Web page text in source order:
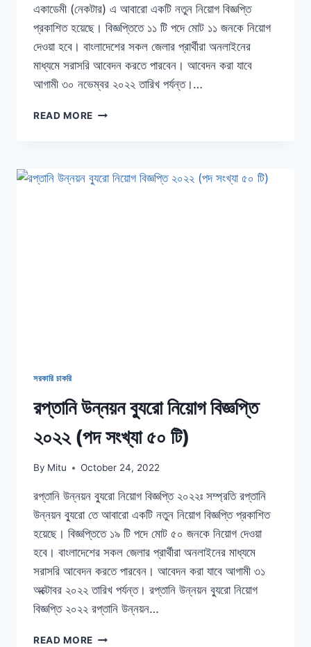
একাডেমী (নেকটার) এ আবারো একটি নতুন নিয়োগ বিজ্ঞপ্তি
প্রকাশিত হয়েছে। বিজ্ঞপ্তিতে ১১ টি পদে মোট ১১ জনকে নিয়োগ
দেওয়া হবে। বাংলাদেশের সকল জেলার প্রার্থীরা অনলাইনের
মাধ্যমে সরাসরি আবেদন করতে পারবেন। আবেদন করা যাবে
আগামী ৩০ নভেম্বর ২০২২ তারিখ পর্যন্ত।…
READ MORE জাতীয়
গবেষণা
একাডেমী
সরকারি চাকরি
রপ্তানি উন্নয়ন ব্যুরো নিয়োগ বিজ্ঞপ্তি
২০২২ (পদ সংখ্যা ৫০ টি)
By Mitu October 24, 2022
রপ্তানি উন্নয়ন ব্যুরো নিয়োগ বিজ্ঞপ্তি ২০২২ঃ সম্প্রতি রপ্তানি
উন্নয়ন ব্যুরো তে আবারো একটি নতুন নিয়োগ বিজ্ঞপ্তি প্রকাশিত
হয়েছে। বিজ্ঞপ্তিতে ১৯ টি পদে মোট ৫০ জনকে নিয়োগ দেওয়া
হবে। বাংলাদেশের সকল জেলার প্রার্থীরা অনলাইনের মাধ্যমে
সরাসরি আবেদন করতে পারবেন। আবেদন করা যাবে আগামী ৩১
অক্টোবর ২০২২ তারিখ পর্যন্ত। রপ্তানি উন্নয়ন ব্যুরো নিয়োগ
বিজ্ঞপ্তি ২০২২ রপ্তানি উন্নয়ন…
READ MORE রপ্তানি